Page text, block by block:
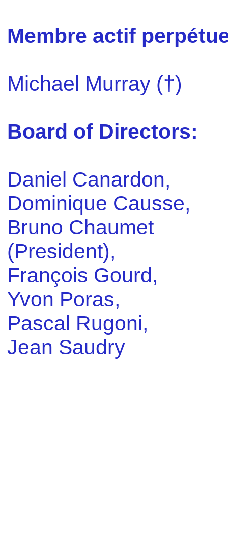
Membre actif
Michael Murray (†)
Board of Directors:
Daniel Canardon,
Dominique Causse,
Bruno Chaumet
(President),
François Gourd,
Yvon Poras,
Pascal Rugoni,
Jean Saudry